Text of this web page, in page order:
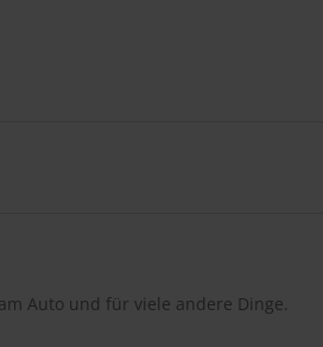
Auto und für viele andere Dinge.